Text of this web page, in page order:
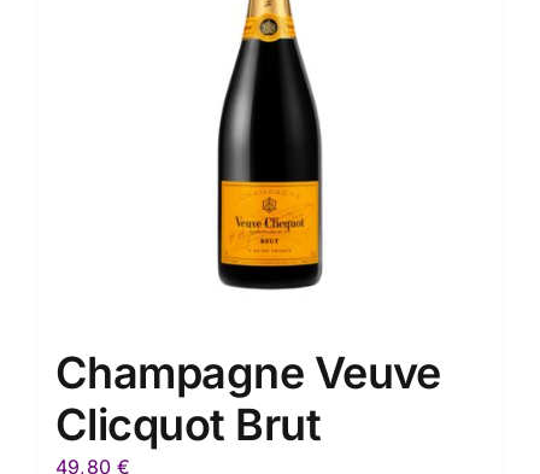
Champagne Veuve
Clicquot Brut
49,80€